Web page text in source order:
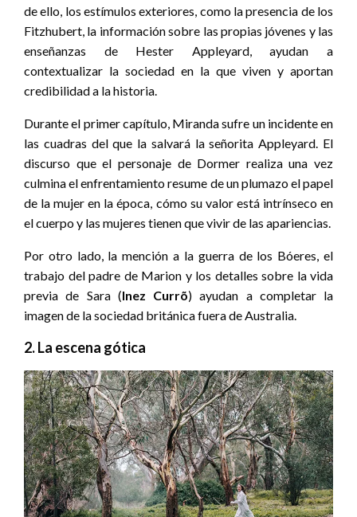
de ello, los estímulos exteriores, como la presencia de los
Fitzhubert, la información sobre las propias jóvenes y las
enseñanzas de Hester Appleyard, ayudan a
contextualizar la sociedad en la que viven y aportan
credibilidad a la historia.
Durante el primer capítulo, Miranda sufre un incidente en
las cuadras del que la salvará la señorita Appleyard. El
discurso que el personaje de Dormer realiza una vez
culmina el enfrentamiento resume de un plumazo el papel
de la mujer en la época, cómo su valor está intrínseco en
el cuerpo y las mujeres tienen que vivir de las apariencias.
Por otro lado, la mención a la guerra de los Bóeres, el
trabajo del padre de Marion y los detalles sobre la vida
previa de Sara (Inez Currõ) ayudan a completar la
imagen de la sociedad británica fuera de Australia.
2. La escena gótica